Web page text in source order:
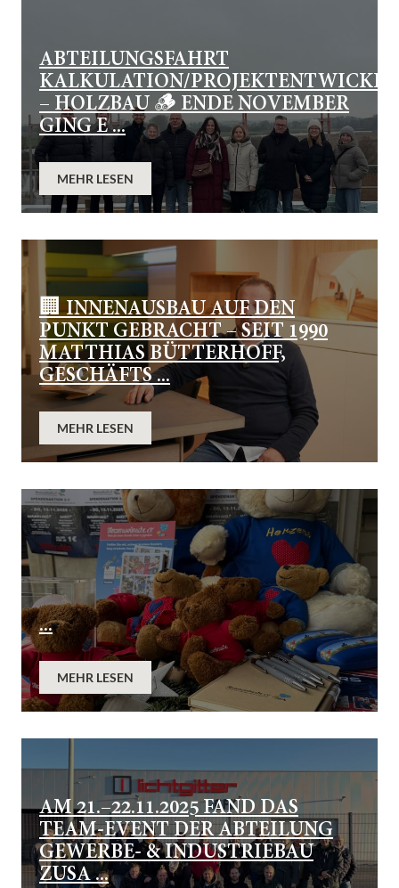
ABTEILUNGSFAHRT
KALKULATION/
– HOLZBAU 🪵 ENDE NOVEMBER
GING E ...
MEHR LESEN
🏢 INNENAUSBAU AUF DEN
PUNKT GEBRACHT – SEIT 1990
MATTHIAS BÜTTERHOFF,
GESCHÄFTS ...
MEHR LESEN
...
MEHR LESEN
AM 21.–22.11.2025 FAND DAS
TEAM-EVENT DER ABTEILUNG
GEWERBE- & INDUSTRIEBAU
ZUSA ...